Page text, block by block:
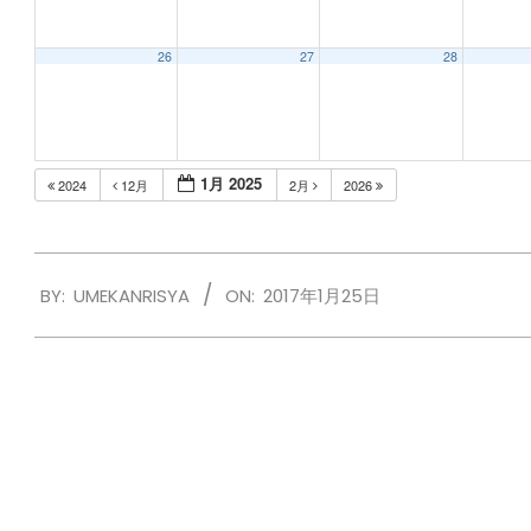
26 27 28
2024 12月 1月 2025 2月 2026
01-
BY: UMEKANRISYA ON: 2017年1月25日